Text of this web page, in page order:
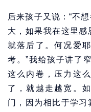
后来孩子又说：“不
大，如果我在这里
就落后了。何况爱
考。”我给孩子讲了
这么内卷，压力这
了，就越走越宽。
门，因为相比于学